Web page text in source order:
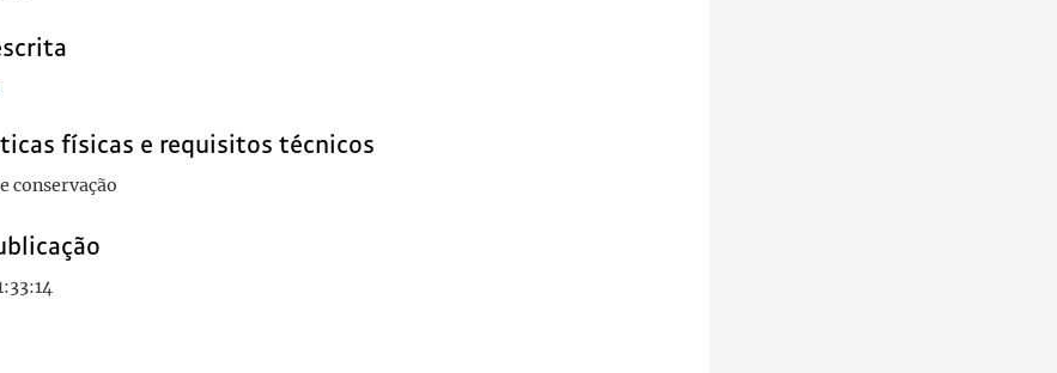
físicas e requisitos técnicos
conservação